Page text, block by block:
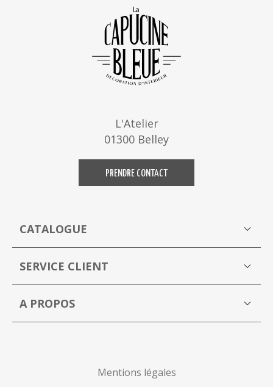
CATALOGUE
Boutique
SERVICE CLIENT
Mon compte
A PROPOS
L'Atelier
01300 Belley
PRENDRE CONTACT
Mentions légales